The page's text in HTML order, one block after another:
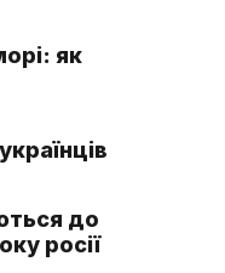
як
до
росії